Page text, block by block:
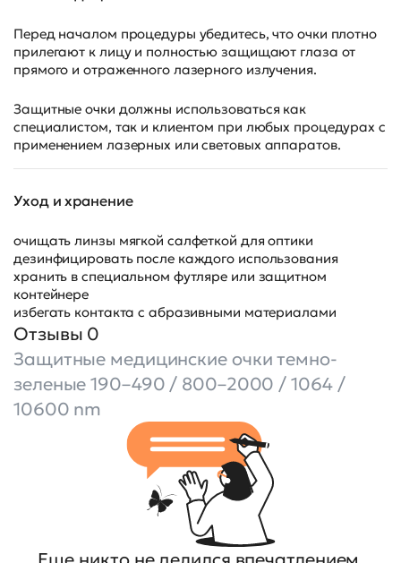
Перед началом процедуры убедитесь, что очки плотно
прилегают к лицу и полностью защищают глаза от
прямого и отраженного лазерного излучения.
Защитные очки должны использоваться как
специалистом, так и клиентом при любых процедурах с
применением лазерных или световых аппаратов.
Уход и хранение
очищать линзы мягкой салфеткой для оптики
дезинфицировать после каждого использования
хранить в специальном футляре или защитном
контейнере
избегать контакта с абразивными материалами
Отзывы 0
Защитные медицинские очки темно-
зеленые 190–490 / 800–2000 / 1064 /
10600 nm